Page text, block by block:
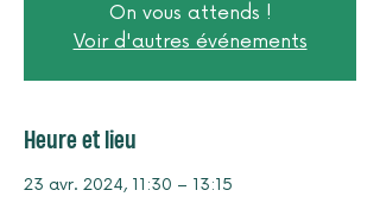
On vous attends !
Voir d'autres événements
Heure et lieu
23 avr. 2024, 11:30 – 13:15